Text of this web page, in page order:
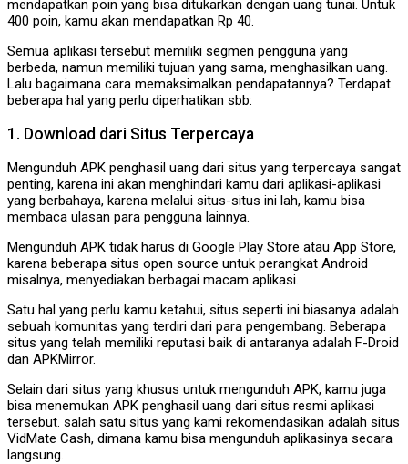
mendapatkan poin yang bisa ditukarkan dengan uang tunai. Untuk
400 poin, kamu akan mendapatkan Rp 40.
Semua aplikasi tersebut memiliki segmen pengguna yang
berbeda, namun memiliki tujuan yang sama, menghasilkan uang.
Lalu bagaimana cara memaksimalkan pendapatannya? Terdapat
beberapa hal yang perlu diperhatikan sbb:
1. Download dari Situs Terpercaya
Mengunduh APK penghasil uang dari situs yang terpercaya sangat
penting, karena ini akan menghindari kamu dari aplikasi-aplikasi
yang berbahaya, karena melalui situs-situs ini lah, kamu bisa
membaca ulasan para pengguna lainnya.
Mengunduh APK tidak harus di Google Play Store atau App Store,
karena beberapa situs open source untuk perangkat Android
misalnya, menyediakan berbagai macam aplikasi.
Satu hal yang perlu kamu ketahui, situs seperti ini biasanya adalah
sebuah komunitas yang terdiri dari para pengembang. Beberapa
situs yang telah memiliki reputasi baik di antaranya adalah F-Droid
dan APKMirror.
Selain dari situs yang khusus untuk mengunduh APK, kamu juga
bisa menemukan APK penghasil uang dari situs resmi aplikasi
tersebut. salah satu situs yang kami rekomendasikan adalah situs
VidMate Cash, dimana kamu bisa mengunduh aplikasinya secara
langsung.